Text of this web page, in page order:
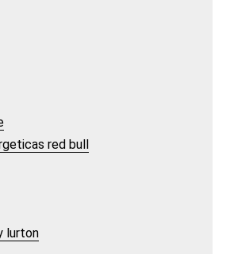
red bull
lurton